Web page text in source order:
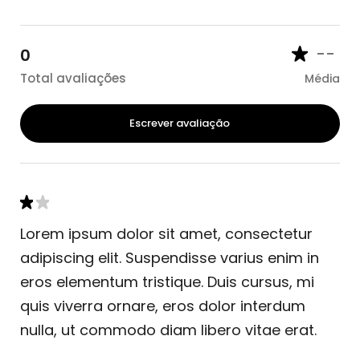
0
Total avaliações
--
Média
Escrever avaliação
Lorem ipsum dolor sit amet, consectetur
adipiscing elit. Suspendisse varius enim in
eros elementum tristique. Duis cursus, mi
quis viverra ornare, eros dolor interdum
nulla, ut commodo diam libero vitae erat.